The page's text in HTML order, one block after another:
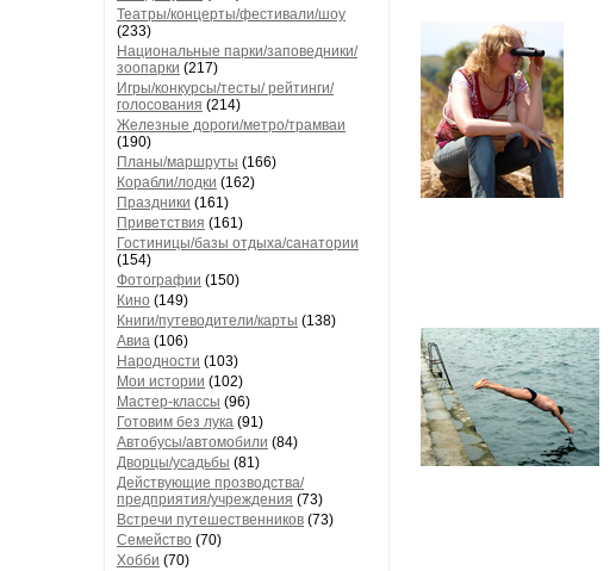
Театры/концерты/фестивали/шоу
(233)
Национальные парки/заповедники/
зоопарки (217)
Игры/конкурсы/тесты/ рейтинги/
голосования (214)
Железные дороги/метро/трамваи
(190)
Планы/маршруты (166)
Корабли/лодки (162)
Праздники (161)
Приветствия (161)
Гостиницы/базы отдыха/санатории
(154)
Фотографии (150)
Кино (149)
Книги/путеводители/карты (138)
Авиа (106)
Народности (103)
Мои истории (102)
Мастер-классы (96)
Готовим без лука (91)
Автобусы/автомобили (84)
Дворцы/усадьбы (81)
Действующие прозводства/
предприятия/учреждения (73)
Встречи путешественников (73)
Семейство (70)
Хобби (70)